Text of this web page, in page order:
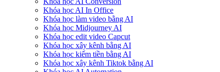
Khóa học AI In Office
Khóa học làm video bằng AI
Khóa học Midjourney AI
Khóa học edit video Capcut
Khóa học xây kênh bằng AI
Khóa học kiếm tiền bằng AI
Khóa học xây kênh Tiktok bằng AI